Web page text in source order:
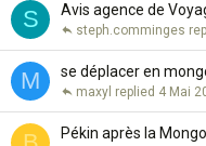
S Avis agence de
steph.comminges
M se déplacer en
4 Mai
maxyl
Pékin après la